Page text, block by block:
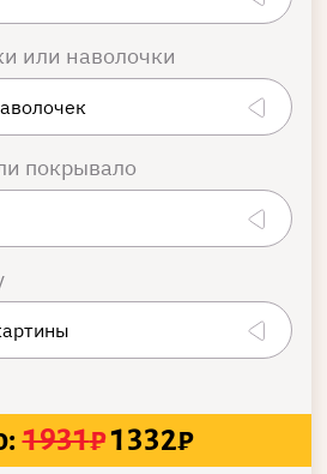
или наволочки
покрывало
1931₽1332₽